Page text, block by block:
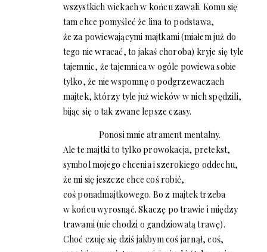
wszystkich wiekach w końcu zawali. Komu się
tam chce pomyśleć że lina to podstawa,
że za powiewającymi majtkami (miałem już do
tego nie wracać, to jakaś choroba) kryje się tyle
tajemnic, że tajemnica w ogóle powiewa sobie
tylko, że nie wspomnę o podgrzewaczach
majtek, którzy tyle już wieków w nich spędzili,
bijąc się o tak zwane lepsze czasy.
Ponosi mnie atrament mentalny.
Ale te majtki to tylko prowokacja, pretekst,
symbol mojego chcenia i szerokiego oddechu,
że mi się jeszcze chce coś robić,
coś ponadmajtkowego. Bo z majtek trzeba
w końcu wyrosnąć. Skaczę po trawie i między
trawami (nie chodzi o gandziowatą trawę).
Choć czuję się dziś jakbym coś jarnął, coś,